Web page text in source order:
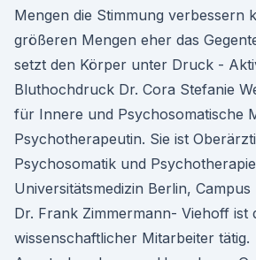
Mengen die Stimmung verbessern
größeren Mengen eher das
setzt den Körper unter Druck -
Bluthochdruck Dr. Cora Stefanie
für Innere und Psychosomatische
Psychotherapeutin. Sie ist
Psychosomatik und
Universitätsmedizin Berlin,
Dr. Frank Zimmermann- Viehoff ist
wissenschaftlicher Mitarbeiter tätig.